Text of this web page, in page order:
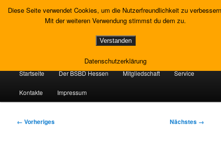
primären
Landesverband Hessen
HauptmenüStartseite Der BSBD Hessen Mitgliedschaft Service
Kontakte Impressum
Bilder-
← Vorheriges Nächstes →
Diese Seite verwendet Cookies, um die Nutzerfreundlichkeit zu
Mit der weiteren Verwendung stimmst du dem zu.
Verstanden
Datenschutzerklärung